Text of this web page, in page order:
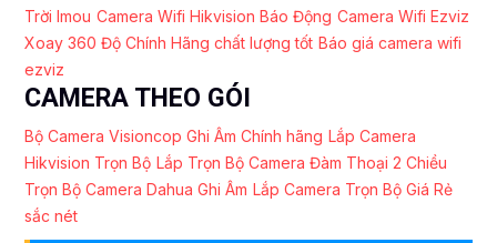
Trời Imou Camera Wifi Hikvision Báo Động Camera Wifi Ezviz
Xoay 360 Độ Chính Hãng chất lượng tốt Báo giá camera wifi
ezviz
CAMERA THEO GÓI
Bộ Camera Visioncop Ghi Âm Chính hãng Lắp Camera
Hikvision Trọn Bộ Lắp Trọn Bộ Camera Đàm Thoại 2 Chiều
Trọn Bộ Camera Dahua Ghi Âm Lắp Camera Trọn Bộ Giá Rẻ
sắc nét